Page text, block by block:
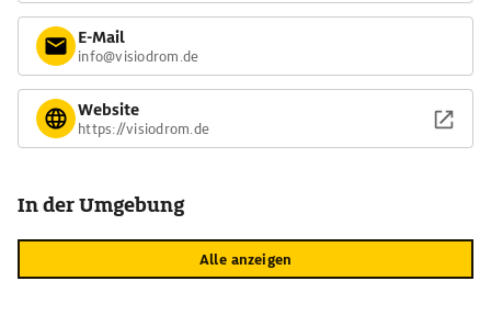
E-Mail
info@visiodrom.de
Website
https://visiodrom.de
In der Umgebung
Alle anzeigen